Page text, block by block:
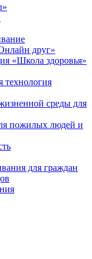
друг»
«Школа здоровья»
среды для
пожилых людей и
для граждан